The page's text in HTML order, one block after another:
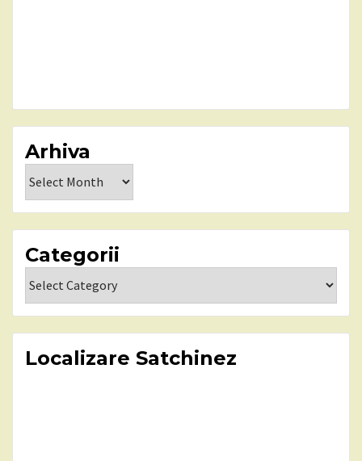
Arhiva
Categorii
Localizare Satchinez